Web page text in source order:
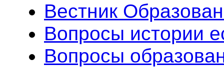
Вестник
Вопросы истории
Вопросы